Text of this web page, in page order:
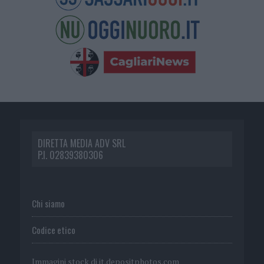
DIRETTA MEDIA ADV SRL
P.I. 02839380306
Chi siamo
Codice etico
Immagini stock di it.depositphotos.com